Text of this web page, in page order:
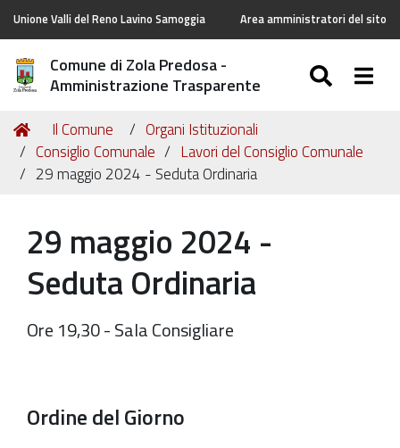
Unione Valli del Reno Lavino Samoggia Area amministratori del sito
Comune di Zola Predosa -
Amministrazione Trasparente
Tu
sei
qui:
Home
Il Comune
Organi Istituzionali
Consiglio Comunale
Lavori del Consiglio Comunale
29 maggio 2024 - Seduta Ordinaria
29 maggio 2024 -
Seduta Ordinaria
Ore 19,30 - Sala Consigliare
Ordine del Giorno